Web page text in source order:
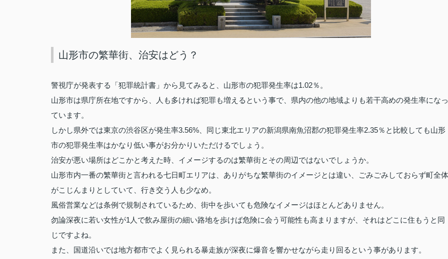
山形市の繁華街、治安はどう？
警視庁が発表する「犯罪統計書」から見てみると、山形市の犯罪発生率は1.02％。
山形市は県庁所在地ですから、人も多ければ犯罪も増えるという事で、県内の他の地域よりも若干高めの発生率になっ
ています。
しかし県外では東京の渋谷区が発生率3.56% 、同じ東北エリアの新潟県南魚沼郡の犯罪発生率2.35％と比較しても山形
市の犯罪発生率はかなり低い事がお分かりいただけるでしょう。
治安が悪い場所はどこかと考えた時、イメージするのは繁華街とその周辺ではないでしょうか。
山形市内一番の繁華街と言われる七日町エリアは、ありがちな繁華街のイメージとは違い、ごみごみしておらず町全体
がこじんまりとしていて、行き交う人も少なめ。
風俗営業などは条例で規制されているため、街中を歩いても危険なイメージはほとんどありません。
勿論深夜に若い女性が1 人で飲み屋街の細い路地を歩けば危険に会う可能性も高まりますが、それはどこに住もうと同
じですよね。
また、国道沿いでは地方都市でよく見られる暴走族が深夜に爆音を響かせながら走り回るという事があります。